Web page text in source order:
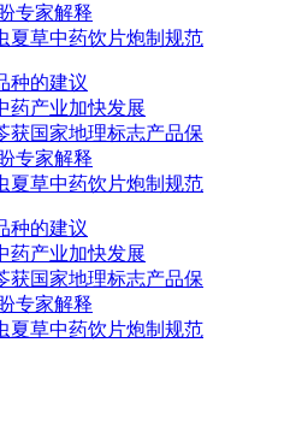
专家解释
夏草中药饮片炮制规范
种的建议
药产业加快发展
获国家地理标志产品保
专家解释
夏草中药饮片炮制规范
种的建议
药产业加快发展
获国家地理标志产品保
专家解释
夏草中药饮片炮制规范